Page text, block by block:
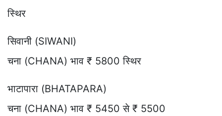
स्थिर
सिवानी (SIWANI)
चना (CHANA) भाव ₹ 5800 स्थिर
भाटापारा (BHATAPARA)
चना (CHANA) भाव ₹ 5450 से ₹ 5500